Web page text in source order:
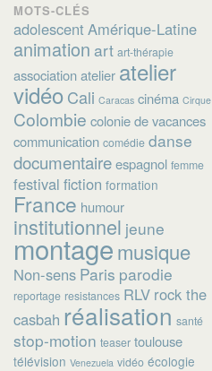
MOTS-CLÉS
adolescent Amérique-Latine
animation art art-thérapie
association atelier atelier
vidéoCali Caracas cinéma Cirque
Colombie colonie de vacances
communication comédie danse
documentaire espagnol femme
festival fiction formation
France humour
institutionnel jeune
montagemusique
Non-sens Paris parodie
reportage resistances RLV rock the
casbah réalisation santé
stop-motion teaser toulouse
télévision Venezuela vidéo écologie